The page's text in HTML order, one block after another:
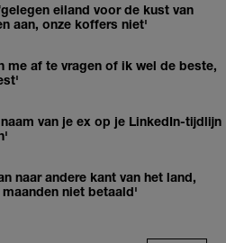
eiland voor de kust van
aan, onze koffers niet'
me af te vragen of ik wel de beste,
van je ex op je LinkedIn-tijdlijn
naar andere kant van het land,
niet betaald'